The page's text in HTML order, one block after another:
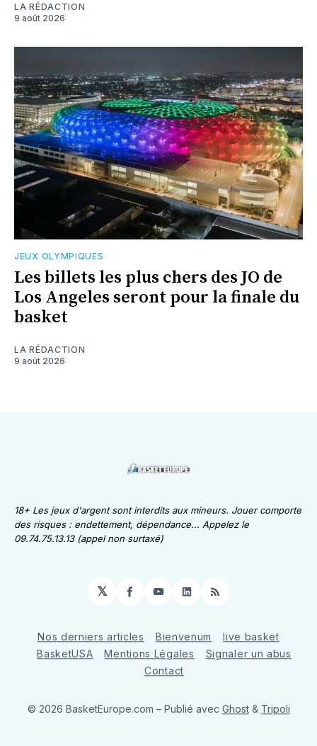
LA RÉDACTION
9 août 2026
JEUX OLYMPIQUES
Les billets les plus chers des JO de
Los Angeles seront pour la finale du
basket
LA RÉDACTION
9 août 2026
18+ Les jeux d'argent sont interdits aux mineurs. Jouer comporte
des risques : endettement, dépendance... Appelez le
09.74.75.13.13 (appel non surtaxé)
𝕏 Facebook
YouTube
LinkedIn
RSS
Nos derniers articles Bienvenum
live basket
BasketUSA
Mentions Légales
Signaler un abus
Contact
© 2026 BasketEurope.com – Publié avec Ghost& Tripoli